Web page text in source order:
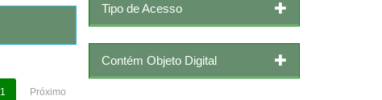
1 Próximo
Tipo de Acesso
Contém Objeto Digital